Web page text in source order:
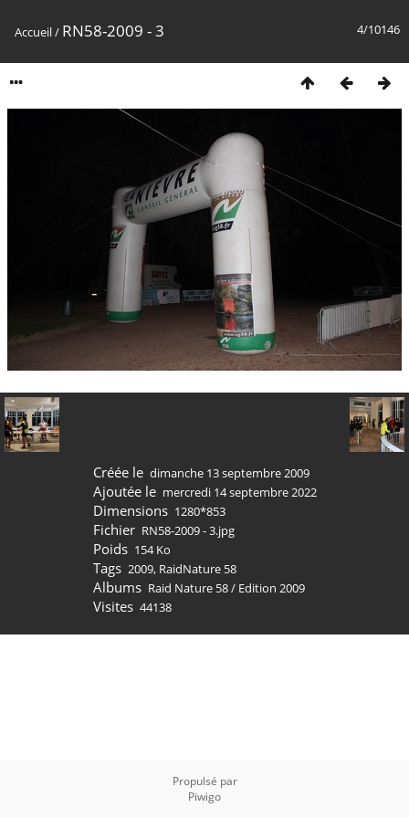
4/10146
Accueil/ RN58-2009 - 3
Créée le dimanche 13 septembre 2009
Ajoutée le mercredi 14 septembre 2022
Dimensions 1280*853
Fichier RN58-2009 - 3.jpg
Poids 154 Ko
Tags 2009, RaidNature 58
Albums Raid Nature 58/ Edition 2009
Visites 44138
Propulsé par
Piwigo